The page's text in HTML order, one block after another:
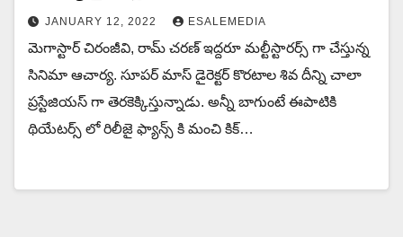
JANUARY 12, 2022 ESALEMEDIA
మెగాస్టార్ చిరంజీవి, రామ్ చరణ్ ఇద్దరూ మల్టీస్టారర్స్ గా చేస్తున్న
సినిమా ఆచార్య. సూపర్ మాస్ డైరెక్టర్ కొరటాల శివ దీన్ని చాలా
ప్రస్టేజియస్ గా తెరకెక్కిస్తున్నాడు. అన్నీ బాగుంటే ఈపాటికి
థియేటర్స్ లో రిలీజై ఫ్యాన్స్ కి మంచి కిక్…